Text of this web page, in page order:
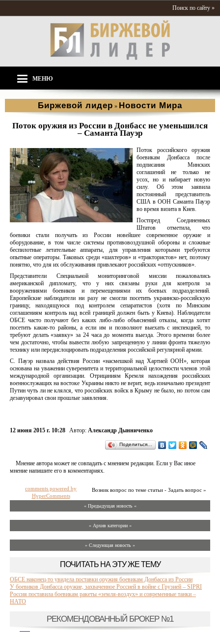
Поиск по сайту »
МЕНЮ
Биржевой лидер » Новости Мира
Поток оружия из России в Донбасс не уменьшился
– Саманта Пауэр
Поток российского оружия
боевикам Донбасса после
подписания Минских
соглашений не только не
усох, но и набирает новую
силу. Об этом заявила
постоянный представитель
США в ООН Саманта Пауэр
во время визита в Киев.
Постпред Соединенных
Штатов отметила, что
боевики стали получать из России новейшее современное оружие и
оборудование, в том числе системы противовоздушной обороны и сложные
беспилотные летательные аппараты, для управления которыми требуются
опытные операторы. Таковых среди «шахтеров» и «трактористов» нет, поэтому
понятно, что для их обслуживания привлекают российских «отпускников».
Представители Специальной мониторинговой миссии пожаловались
американской дипломату, что у них связаны руки для контроля за
вооружениями боевиков и перемещениями их боевых подразделений.
Европейские наблюдатели ни разу не смогли посетить украинско-российскую
границу, находящуюся под контролем сепаратистов (хотя по Минским
соглашениям контроль над всей границей должен быть у Киева). Наблюдатели
ОБСЕ часто получают без каких либо-либо объяснений отказы, когда хотят
посетить какие-то районы, а если им и позволяют выехать с инспекцией, то
требуют делать «заявку» за 24 часа до момента выезда. Этого времени более
чем достаточно, чтобы вывести любую запрещенную у линии фронта тяжелую
технику или передислоцировать подразделения российской регулярной армии.
С. Пауэр назвала действия России «насмешкой над Хартией ООН», которая
основана на уважении суверенитета и территориальной целостности членов этой
международной организации. Отрицаниям Кремля нахождения российских
военнослужащих на востоке Украины никто не верит, ведь изначально президент
Путин чуть ли не клялся, что российских войск в Крыму не было, но потом сам
дезавуировал свои прошлые заявления.
12 июня 2015 г. 10:28 Автор: Александр Дынниченко
Поделиться…
Мнение автора может не совпадать с мнением редакции. Если у Вас иное
мнение напишите его в комментариях.
Возник вопрос по теме статьи - Задать вопрос »
comments powered by
HyperComments
« Предыдущая новость «
» Архив категории «
» Следующая новость »
ПОЧИТАТЬ НА ЭТУ ЖЕ ТЕМУ
ОБСЕ наконец-то увидела поставки оружия боевикам Донбасса из России
У боевиков Донбасса оружие, захваченное Россией в войне с Грузией – SIPRI
Россия поставила боевикам ракеты «земля-воздух» и современные танки –
НАТО
РЕКОМЕНДОВАННЫЙ БРОКЕР №1